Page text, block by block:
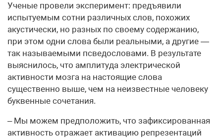
Ученые провели эксперимент: предъявили
испытуемым сотни различных слов, похожих
акустически, но разных по своему содержанию,
при этом одни слова были реальными, а другие —
так называемыми псведословами. В результате
выяснилось, что амплитуда электрической
активности мозга на настоящие слова
существенно выше, чем на неизвестные человеку
буквенные сочетания.
– Мы можем предположить, что зафиксированная
активность отражает активацию репрезентаций